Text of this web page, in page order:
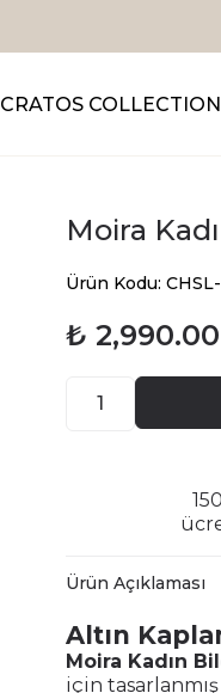
CRATOS COLLECTION
Moira
Ürün Kodu:
₺ 2,990.00
Ürün Açıklaması
Altın
Moira Kadın
için